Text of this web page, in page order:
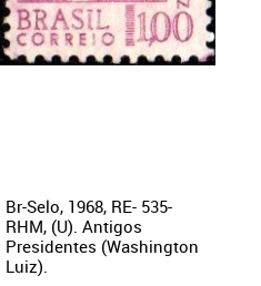
Br-Selo, 1968, RE- 535-
RHM, (U). Antigos
Presidentes (Washington
Luiz).